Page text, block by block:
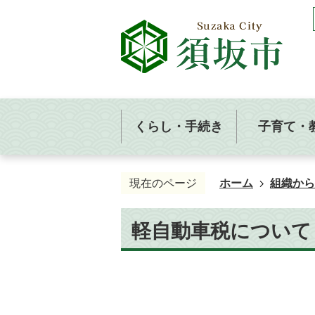
くらし・手続き 子育て・
現在のページ ホーム 組織か
軽自動車税について